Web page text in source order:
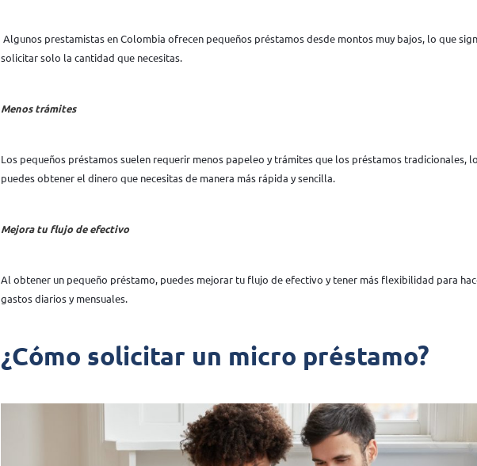
Algunos prestamistas en Colombia ofrecen pequeños préstamos desde montos muy bajos, lo que
solicitar solo la cantidad que necesitas.
Menos trámites
Los pequeños préstamos suelen requerir menos papeleo y trámites que los préstamos tradicionales,
puedes obtener el dinero que necesitas de manera más rápida y sencilla.
Mejora tu flujo de efectivo
Al obtener un pequeño préstamo, puedes mejorar tu flujo de efectivo y tener más flexibilidad para
gastos diarios y mensuales.
¿Cómo solicitar un micro préstamo?